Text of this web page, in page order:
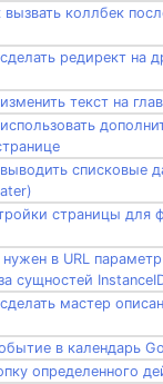
коллбек
редирект на
текст на
списковые
страницы для
в URL
сущностей
мастер
в календарь
определенного